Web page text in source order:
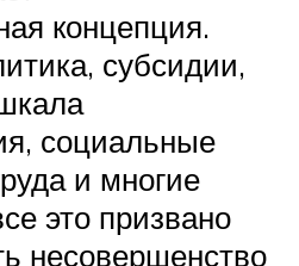
концепция.
субсидии,
социальные
и многие
это призвано
несовершенство